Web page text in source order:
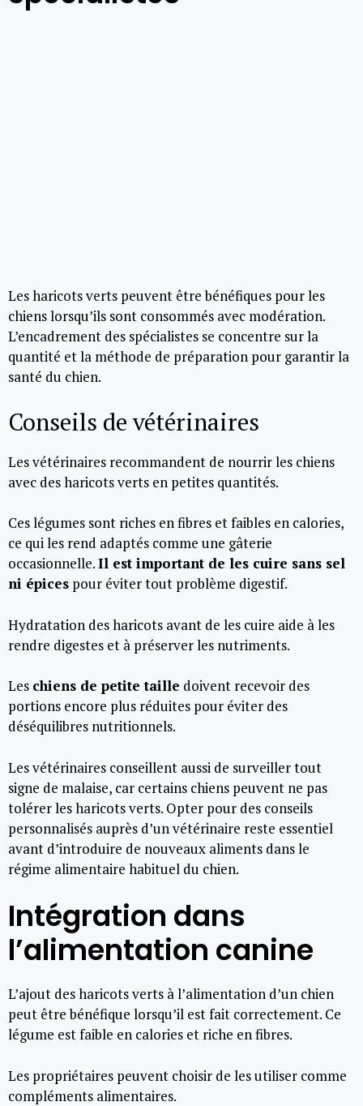
Les haricots verts peuvent être bénéfiques pour les
chiens lorsqu’ils sont consommés avec modération.
L’encadrement des spécialistes se concentre sur la
quantité et la méthode de préparation pour garantir la
santé du chien.
Conseils de vétérinaires
Les vétérinaires recommandent de nourrir les chiens
avec des haricots verts en petites quantités.
Ces légumes sont riches en fibres et faibles en calories,
ce qui les rend adaptés comme une gâterie
occasionnelle.Il est important de les cuire sans sel
ni épices pour éviter tout problème digestif.
Hydratation des haricots avant de les cuire aide à les
rendre digestes et à préserver les nutriments.
Les chiens de petite taille doivent recevoir des
portions encore plus réduites pour éviter des
déséquilibres nutritionnels.
Les vétérinaires conseillent aussi de surveiller tout
signe de malaise, car certains chiens peuvent ne pas
tolérer les haricots verts. Opter pour des conseils
personnalisés auprès d’un vétérinaire reste essentiel
avant d’introduire de nouveaux aliments dans le
régime alimentaire habituel du chien.
Intégration dans
l’alimentation canine
L’ajout des haricots verts à l’alimentation d’un chien
peut être bénéfique lorsqu’il est fait correctement. Ce
légume est faible en calories et riche en fibres.
Les propriétaires peuvent choisir de les utiliser comme
compléments alimentaires.